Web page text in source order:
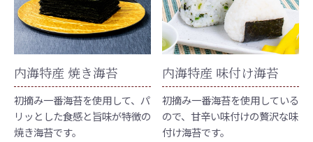
内海特産 焼き海苔
初摘み一番海苔を使用して、パ
リッとした食感と旨味が特徴の
焼き海苔です。
内海特産 味付け海苔
初摘み一番海苔を使用している
ので、甘辛い味付けの贅沢な味
付け海苔です。